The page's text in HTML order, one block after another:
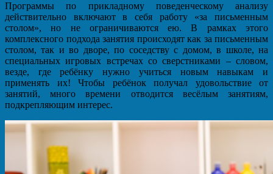
Программы по прикладному поведенческому анализу
действительно включают в себя работу «за письменным
столом», но не ограничиваются ею. В рамках этого
комплексного подхода занятия происходят как за письменным
столом, так и во дворе, по соседству с домом, в школе, на
специальных игровых встречах со сверстниками – словом,
везде, где ребёнку нужно учиться новым навыкам и
применять их! Чтобы ребёнок получал удовольствие от
занятий, много времени отводится весёлым занятиям,
подкрепляющим интерес.